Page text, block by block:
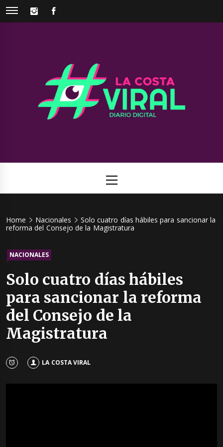
Skip
INSTAGRAM
Viral
Menu
Home Nacionales
Solo cuatro días hábiles para sancionar la
reforma del Consejo de la Magistratura
NACIONALES
Solo cuatro días hábiles
para sancionar la reforma
del Consejo de la
Magistratura
LA COSTA VIRAL